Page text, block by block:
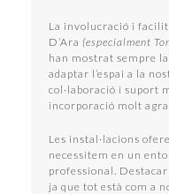
La involucració i
D’Ara (especialment
han mostrat sempre
adaptar l’espai a la
col·laboració i suport
incorporació molt
Les instal·lacions
necessitem en un
professional.
ja que tot està com a